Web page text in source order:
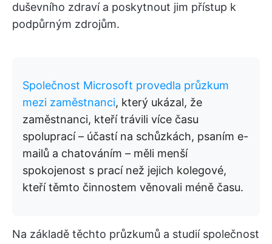
duševního zdraví a poskytnout jim přístup k
podpůrným zdrojům.
Společnost Microsoft provedla průzkum
mezi zaměstnanci, který ukázal, že
zaměstnanci, kteří trávili více času
spoluprací – účastí na schůzkách, psaním e-
mailů a chatováním – měli menší
spokojenost s prací než jejich kolegové,
kteří těmto činnostem věnovali méně času.
Na základě těchto průzkumů a studií společnost